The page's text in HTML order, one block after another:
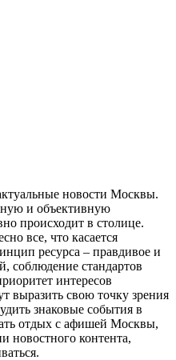
новости Москвы.
и объективную
происходит в столице.
все, что касается
ресурса – правдивое и
соблюдение стандартов
интересов
выразить свою точку зрения
знаковые события в
отдых с афишей Москвы,
новостного контента,